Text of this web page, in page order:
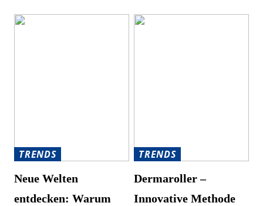
TRENDS
Neue Welten
entdecken: Warum
TRENDS
Dermaroller –
Innovative Methode